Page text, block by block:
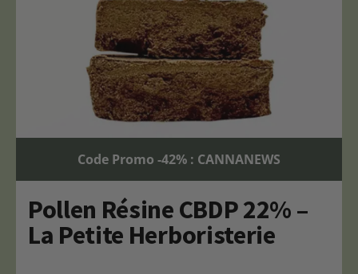
Code Promo -42% : CANNANEWS
Pollen Résine CBDP 22% –
La Petite Herboristerie